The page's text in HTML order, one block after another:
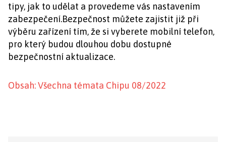
tipy, jak to udělat a provedeme vás nastavením
zabezpečení.Bezpečnost můžete zajistit již při
výběru zařízení tím, že si vyberete mobilní telefon,
pro který budou dlouhou dobu dostupné
bezpečnostní aktualizace.
Obsah: Všechna témata Chipu 08/2022